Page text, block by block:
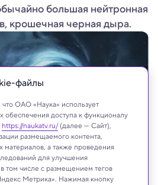
большая нейтронная
крошечная черная дыра.
файлы
ОАО «Наука» использует
обеспечения доступа к функционалу
https://naukatv.ru/(далее — Сайт),
размещаемого контента,
материалов, а также проведения
для улучшения
том числе с размещением тегов
Метрика». Нажимая кнопку